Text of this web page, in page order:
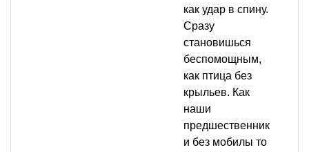
как удар в спину.
Сразу
становишься
беспомощным,
как птица без
крыльев. Как
наши
предшественник
и без мобилы то